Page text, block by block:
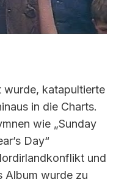
wurde, katapultierte
in die Charts.
wie „Sunday
Day“
und
Album wurde zu